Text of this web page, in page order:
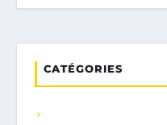
CATÉGORIES